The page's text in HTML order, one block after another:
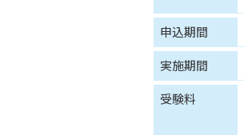
申込期間
実施期間
受験料